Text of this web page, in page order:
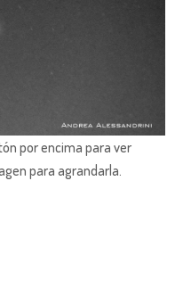
por encima para ver
para agrandarla.